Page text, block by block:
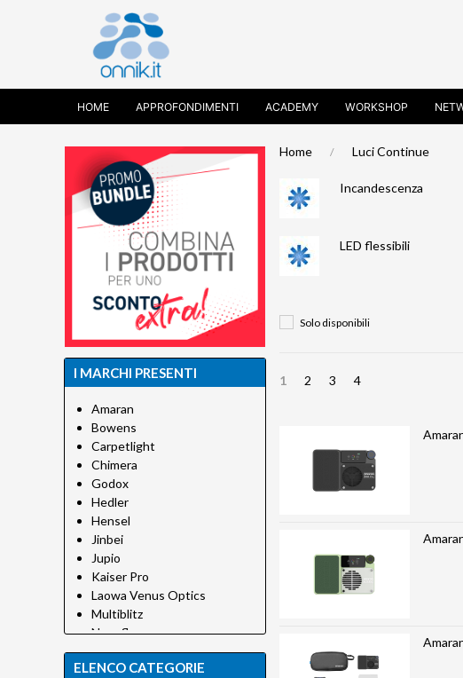
HOME APPROFONDIMENTI ACADEMY WORKSHOP
Home Luci Continue
Incandescenza
LED flessibili
Solo disponibili
1 2 3 4
I MARCHI PRESENTI
Amaran
Bowens
Carpetlight
Chimera
Godox
Hedler
Hensel
Jinbei
Jupio
Kaiser Pro
Laowa Venus Optics
Multiblitz
Novoflex
Quantum
Wellmaking
ELENCO CATEGORIE